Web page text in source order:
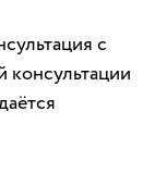
с
консультации